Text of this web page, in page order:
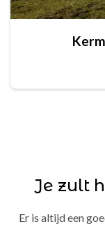
Je zult
Er is altijd een